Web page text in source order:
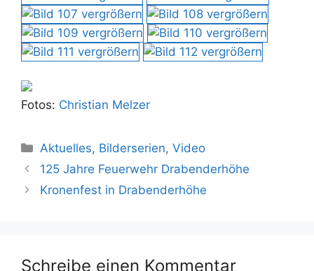
Fotos: Christian Melzer
Kategorien
Aktuelles, Bilderserien,Video
125 Jahre Feuerwehr Drabenderhöhe
Kronenfest in Drabenderhöhe
Schreibe einen Kommentar